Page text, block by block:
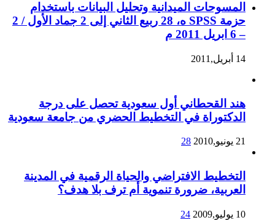
المسوحات الميدانية وتحليل البيانات باستخدام
حزمة SPSS ه، 28 ربيع الثاني إلى 2 جماد الأول / 2
– 6 ابريل 2011 م
14 أبريل,2011
هند القحطاني أول سعودية تحصل على درجة
الدكتوراة في التخطيط الحضري من جامعة سعودية
21 يونيو,2010 28
التخطيط الافتراضي والحياة الرقمية في المدينة
العربية، ضرورة تنموية أم ترف بلا هدف؟
10 يوليو,2009 24